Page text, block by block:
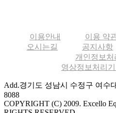
이용안내 이용 약
오시는길
공지사항
개인정보처
영상정보처리
Add.경기도 성남시 수정구 여수
8088
COPYRIGHT (C) 2009. Excello